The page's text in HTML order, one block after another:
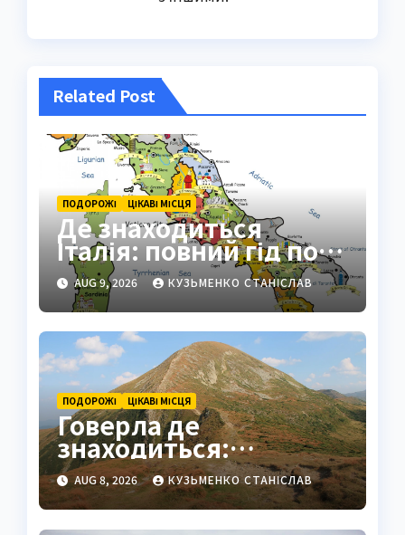
Related Post
ПОДОРОЖІ ЦІКАВІ МІСЦЯ
Де знаходиться
Італія: повний гід по
географії країни
AUG 9, 2026 КУЗЬМЕНКО СТАНІСЛАВ
ПОДОРОЖІ ЦІКАВІ МІСЦЯ
Говерла де
знаходиться:
найвища вершина
України в серці
Карпат
AUG 8, 2026 КУЗЬМЕНКО СТАНІСЛАВ